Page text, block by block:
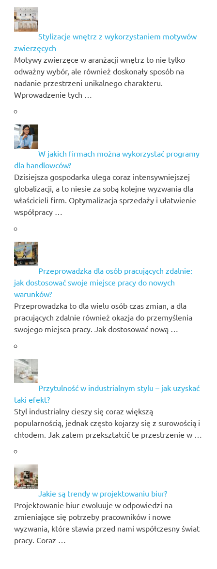
Stylizacje wnętrz z wykorzystaniem motywów
zwierzęcych
Motywy zwierzęce w aranżacji wnętrz to nie tylko
odważny wybór, ale również doskonały sposób na
nadanie przestrzeni unikalnego charakteru.
Wprowadzenie tych …
W jakich firmach można wykorzystać programy
dla handlowców?
Dzisiejsza gospodarka ulega coraz intensywniejszej
globalizacji, a to niesie za sobą kolejne wyzwania dla
właścicieli firm. Optymalizacja sprzedaży i ułatwienie
współpracy …
Przeprowadzka dla osób pracujących zdalnie:
jak dostosować swoje miejsce pracy do nowych
warunków?
Przeprowadzka to dla wielu osób czas zmian, a dla
pracujących zdalnie również okazja do przemyślenia
swojego miejsca pracy. Jak dostosować nową …
Przytulność w industrialnym stylu – jak uzyskać
taki efekt?
Styl industrialny cieszy się coraz większą
popularnością, jednak często kojarzy się z surowością i
chłodem. Jak zatem przekształcić te przestrzenie w …
Jakie są trendy w projektowaniu biur?
Projektowanie biur ewoluuje w odpowiedzi na
zmieniające się potrzeby pracowników i nowe
wyzwania, które stawia przed nami współczesny świat
pracy. Coraz …